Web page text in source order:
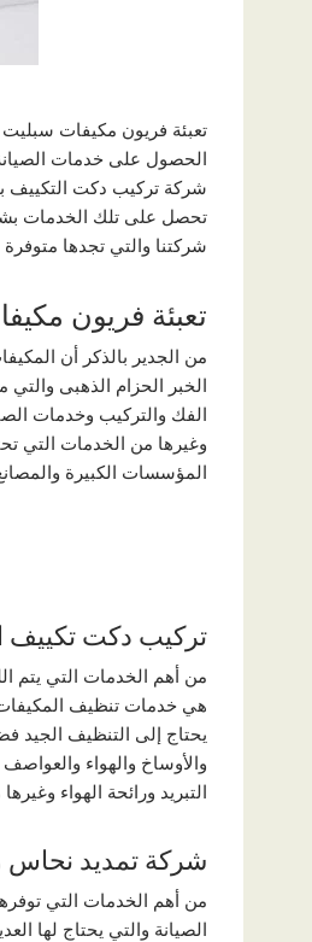
تعبئة فريون مكيفات
الحصول على خدمات
شركة تركيب دكت التكييف
تحصل على تلك الخدمات
شركتنا والتي تجدها
تعبئة فريون
من الجدير بالذكر أن
الخبر الحزام الذهبى
الفك والتركيب وخدمات
وغيرها من الخدمات التي
المؤسسات الكبيرة
تركيب دكت تكييف
من أهم الخدمات التي يتم
هي خدمات تنظيف
يحتاج إلى التنظيف الجيد
والأوساخ والهواء
التبريد ورائحة الهواء
شركة تمديد
من أهم الخدمات التي
الصيانة والتي يحتاج لها